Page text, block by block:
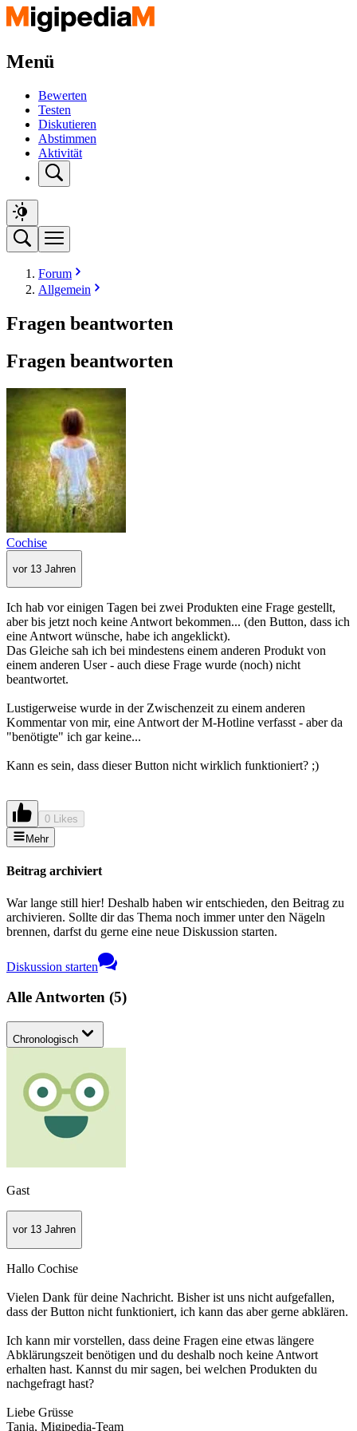
Menü
Bewerten
Testen
Diskutieren
Abstimmen
Aktivität
Forum
Allgemein
Fragen beantworten
Fragen beantworten
Cochise
vor 13 Jahren
Ich hab vor einigen Tagen bei zwei Produkten eine Frage gestellt,
aber bis jetzt noch keine Antwort bekommen... (den Button, dass ich
eine Antwort wünsche, habe ich angeklickt).
Das Gleiche sah ich bei mindestens einem anderen Produkt von
einem anderen User - auch diese Frage wurde (noch) nicht
beantwortet.
Lustigerweise wurde in der Zwischenzeit zu einem anderen
Kommentar von mir, eine Antwort der M-Hotline verfasst - aber da
"benötigte" ich gar keine...
Kann es sein, dass dieser Button nicht wirklich funktioniert? ;)
0 Likes
Mehr
Beitrag archiviert
War lange still hier! Deshalb haben wir entschieden, den Beitrag zu
archivieren. Sollte dir das Thema noch immer unter den Nägeln
brennen, darfst du gerne eine neue Diskussion starten.
Diskussion starten
Alle Antworten (5)
Chronologisch
Gast
vor 13 Jahren
Hallo Cochise
Vielen Dank für deine Nachricht. Bisher ist uns nicht aufgefallen,
dass der Button nicht funktioniert, ich kann das aber gerne abklären.
Ich kann mir vorstellen, dass deine Fragen eine etwas längere
Abklärungszeit benötigen und du deshalb noch keine Antwort
erhalten hast. Kannst du mir sagen, bei welchen Produkten du
nachgefragt hast?
Liebe Grüsse
Tanja, Migipedia-Team